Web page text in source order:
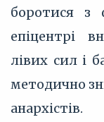
боротися з
епіцентрі
лівих сил і
методично
анархістів.